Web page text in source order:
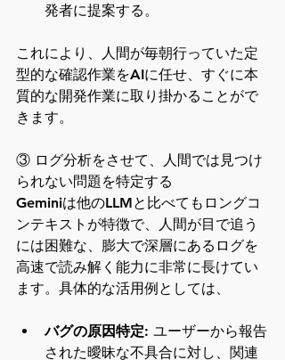
発者に提案する。
これにより、人間が毎朝行っていた定
型的な確認作業をAIに任せ、すぐに本
質的な開発作業に取り掛かることがで
きます。
③ ログ分析をさせて、人間では見つけ
られない問題を特定する
Geminiは他のLLMと比べてもロングコ
ンテキストが特徴で、人間が目で追う
には困難な、膨大で深層にあるログを
高速で読み解く能力に非常に長けてい
ます。具体的な活用例としては、
バグの原因特定: ユーザーから報告
された曖昧な不具合に対し、関連